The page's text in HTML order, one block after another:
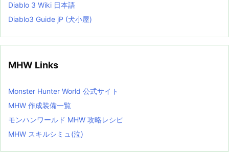
Diablo 3 Wiki 日本語
Diablo3 Guide jP (犬小屋)
MHW Links
Monster Hunter World 公式サイト
MHW 作成装備一覧
モンハンワールド MHW 攻略レシピ
MHW スキルシミュ(泣)